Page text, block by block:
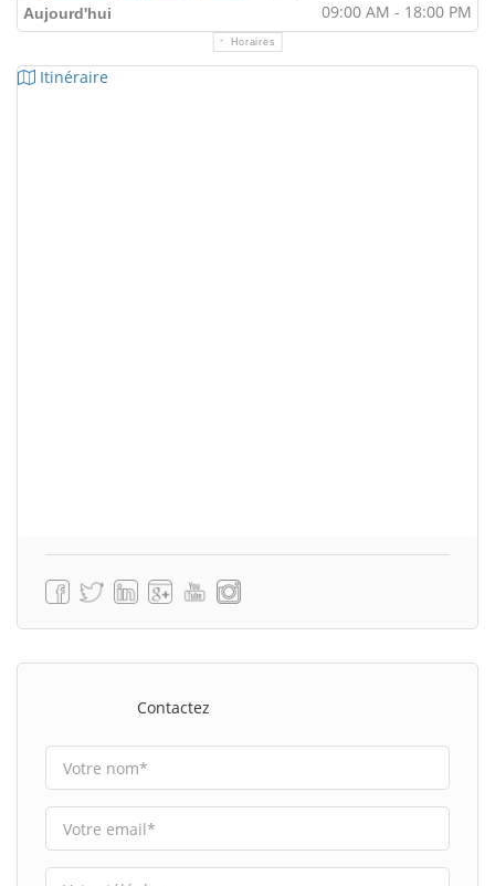
Aujourd'hui 09:00 AM - 18:00 PM
Horaires
Itinéraire
Contactez